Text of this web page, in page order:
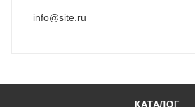
info@site.ru
КАТАЛОГ